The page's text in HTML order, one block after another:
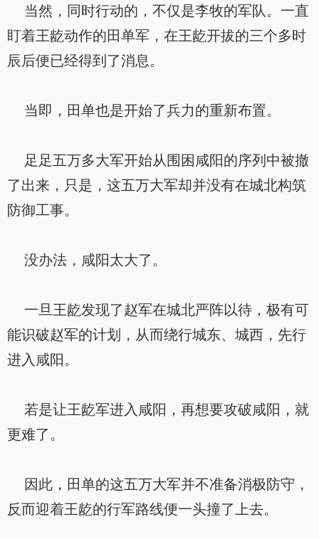
当然，同时行动的，不仅是李牧的军队。一直
盯着王龁动作的田单军，在王龁开拔的三个多时
辰后便已经得到了消息。
当即，田单也是开始了兵力的重新布置。
足足五万多大军开始从围困咸阳的序列中被撤
了出来，只是，这五万大军却并没有在城北构筑
防御工事。
没办法，咸阳太大了。
一旦王龁发现了赵军在城北严阵以待，极有可
能识破赵军的计划，从而绕行城东、城西，先行
进入咸阳。
若是让王龁军进入咸阳，再想要攻破咸阳，就
更难了。
因此，田单的这五万大军并不准备消极防守，
反而迎着王龁的行军路线便一头撞了上去。